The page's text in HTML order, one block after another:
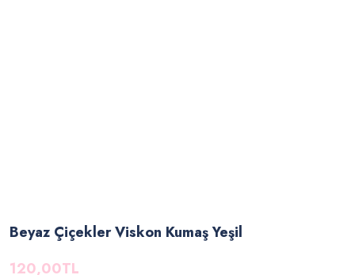
Beyaz Çiçekler Viskon Kumaş Yeşil
120,00TL